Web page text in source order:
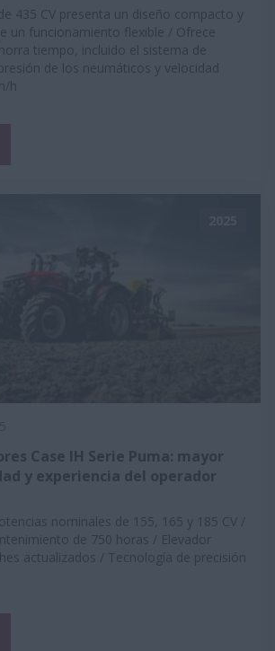
435 CV presenta un diseño compacto y
un funcionamiento flexible / Ofrece
tiempo, incluido el sistema de
de los neumáticos y velocidad
h
Case IH Serie Puma: mayor
y experiencia del operador
nominales de 155, 165 y 185 CV /
de 750 horas / Elevador
actualizados / Tecnología de precisión